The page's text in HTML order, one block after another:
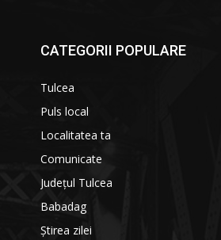
CATEGORII POPULARE
Tulcea
Puls local
Localitatea ta
Comunicate
Județul Tulcea
Babadag
Știrea zilei